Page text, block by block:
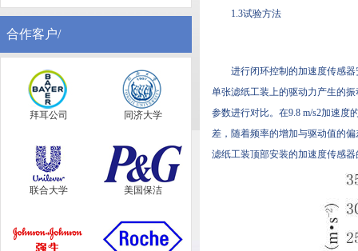
合作客户/
拜耳公司 同济大学
联合大学 美国保洁
1.3试验方法
进行闭环控制的加速度传感器安
单张滤纸工装上的驱动力产生的振
参数进行对比。在9.8 m/s2加速
差，随着频率的增加与驱动值的偏
滤纸工装顶部安装的加速度传感器的